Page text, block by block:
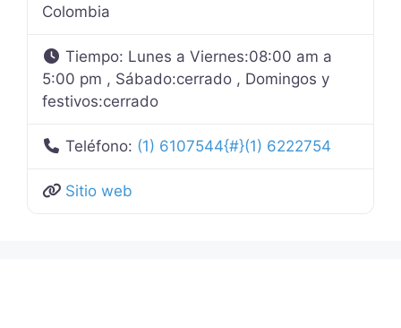
Colombia
Tiempo: Lunes a Viernes:08:00 am a
5:00 pm , Sábado:cerrado , Domingos y
festivos:cerrado
Teléfono: (1) 6107544{#}(1) 6222754
Sitio web